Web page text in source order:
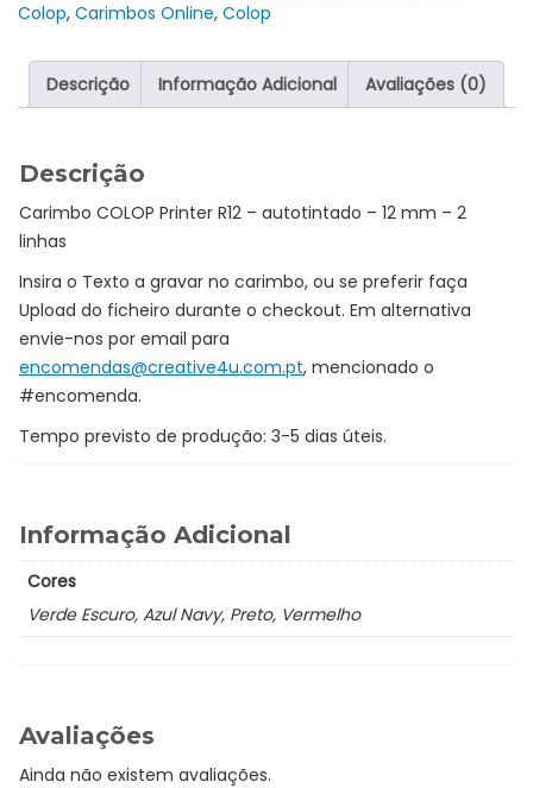
Colop, Carimbos Online, Colop
Descrição Informação Adicional Avaliações (0)
Descrição
Carimbo COLOP Printer R12 – autotintado – 12 mm – 2
linhas
Insira o Texto a gravar no carimbo, ou se preferir faça
Upload do ficheiro durante o checkout. Em alternativa
envie-nos por email para
encomendas@creative4u.com.pt, mencionado o
#encomenda.
Tempo previsto de produção: 3-5 dias úteis.
Informação Adicional
Cores
Verde Escuro, Azul Navy, Preto, Vermelho
Avaliações
Ainda não existem avaliações.